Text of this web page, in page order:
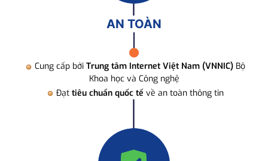
AN TOÀN
Cung cấp bởi Trung tâm Internet Việt Nam (VNNIC) Bộ
Khoa học và Công nghệ
Đạt tiêu chuẩn quốc tế về an toàn thông tin